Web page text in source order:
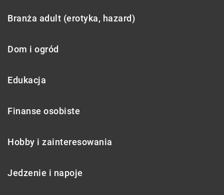
Branża adult (erotyka, hazard)
Dom i ogród
Edukacja
Finanse osobiste
Hobby i zainteresowania
Jedzenie i napoje